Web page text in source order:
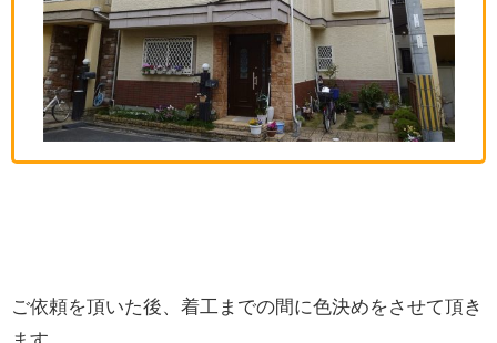
ご依頼を頂いた後、着工までの間に色決めをさせて頂き